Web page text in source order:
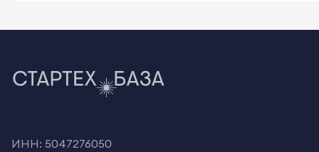
ИНН: 5047276050